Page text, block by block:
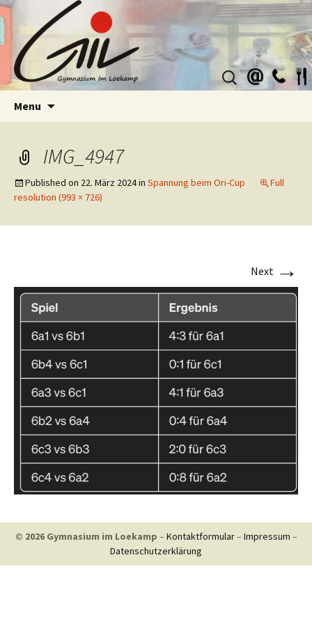
Suchen
nach:
Menu
IMG_4947
Published on 22. März 2024in Spannung beim Ori-Cup
Full
resolution (993 × 726)
Next →
© 2026 Gymnasium im Loekamp – Kontaktformular– Impressum –
Datenschutzerklärung